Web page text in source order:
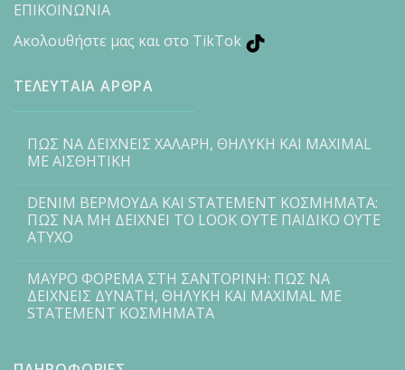
ΕΠΙΚΟΙΝΩΝΙΑ
Ακολουθήστε μας και στο TikTok
ΤΕΛΕΥΤΑΙΑ ΑΡΘΡΑ
ΠΩΣ ΝΑ ΔΕΙΧΝΕΙΣ ΧΑΛΑΡΗ, ΘΗΛΥΚΗ ΚΑΙ MAXIMAL
ΜΕ ΑΙΣΘΗΤΙΚΗ
DENIM ΒΕΡΜΟΥΔΑ ΚΑΙ STATEMENT ΚΟΣΜΗΜΑΤΑ:
ΠΩΣ ΝΑ ΜΗ ΔΕΙΧΝΕΙ ΤΟ LOOK ΟΥΤΕ ΠΑΙΔΙΚΟ ΟΥΤΕ
ΑΤΥΧΟ
ΜΑΥΡΟ ΦΟΡΕΜΑ ΣΤΗ ΣΑΝΤΟΡΙΝΗ: ΠΩΣ ΝΑ
ΔΕΙΧΝΕΙΣ ΔΥΝΑΤΗ, ΘΗΛΥΚΗ ΚΑΙ MAXIMAL ΜΕ
STATEMENT ΚΟΣΜΗΜΑΤΑ